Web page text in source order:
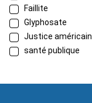
Faillite
Glyphosate
Justice
santé publique